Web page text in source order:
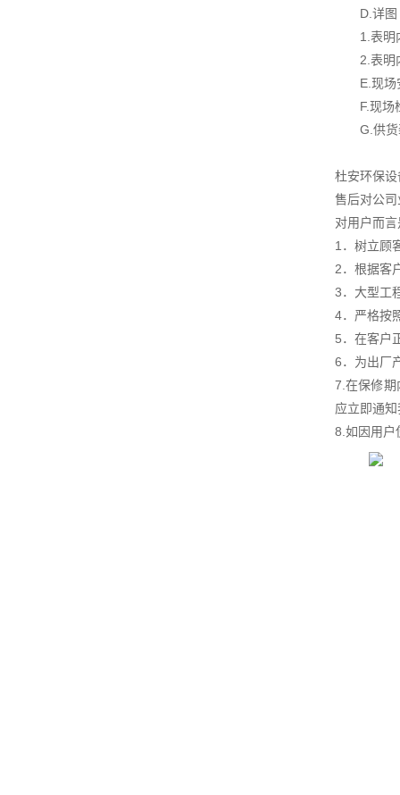
D.详图
1.表明内
2.表明内
E.现场安
F.现场检
G.供货
杜安环保
售后对公
对用户而
1．树立顾
2．根据客
3．大型工
4．严格按
5．在客户
6．为出厂
7.在保修期
应立即通
8.如因用户